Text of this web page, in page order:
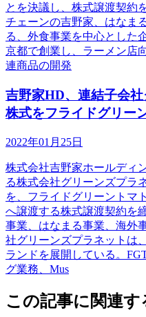
とを決議し、株式譲渡契約
チェーンの吉野家、はなま
る、外食事業を中心とした
京都で創業し、ラーメン店
連商品の開発
吉野家HD、連結子会
株式をフライドグリー
2022年01月25日
株式会社吉野家ホールディ
る株式会社グリーンズプラ
を、フライドグリーントマ
へ譲渡する株式譲渡契約を
事業、はなまる事業、海外
社グリーンズプラネットは
ランドを展開している。
グ業務、Mus
この記事に関連す